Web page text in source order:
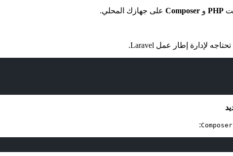
PHP و Composer على جهازك المحلي.
Composer
: